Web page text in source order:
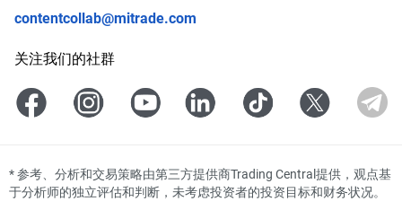
contentcollab@mitrade.com
关注我们的社群
*参考、分析和交易策略由第三方提供商Trading Central提供，观点基
于分析师的独立评估和判断，未考虑投资者的投资目标和财务状况。